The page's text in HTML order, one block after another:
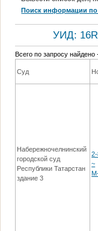
Поиск информации
УИД:
Всего по запросу
Суд
Набережночелнинский
городской суд
Республики Татарстан
здание 3
~